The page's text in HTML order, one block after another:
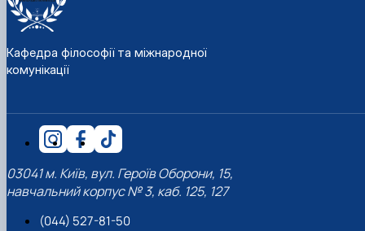
Кафедра філософії та міжнародної
комунікації
03041 м. Київ, вул. Героїв Оборони, 15,
навчальний корпус № 3, каб. 125, 127
(044) 527-81-50